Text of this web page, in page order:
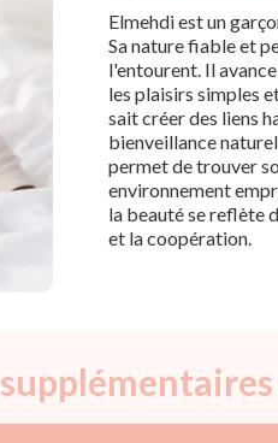
Elmehdi est un
Sa nature fiable et
l'entourent. Il
les plaisirs simples
sait créer des liens
bienveillance
permet de trouver
environnement
la beauté se reflète
et la coopération.